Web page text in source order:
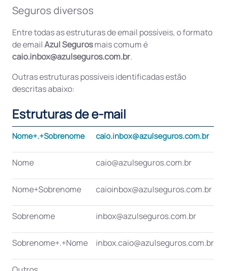
Seguros diversos
Entre todas as estruturas de email possíveis, o formato
de emailAzul Segurosmais comum é
caio.inbox@azulseguros.com.br.
Outras estruturas possíveis identificadas estão
descritas abaixo:
Estruturas de e-mail
Nome+.+Sobrenome caio.inbox@azulseguros.com.br
Nome caio@azulseguros.com.br
Nome+Sobrenome caioinbox@azulseguros.com.br
Sobrenome inbox@azulseguros.com.br
Sobrenome+.+Nome inbox.caio@azulseguros.com.br